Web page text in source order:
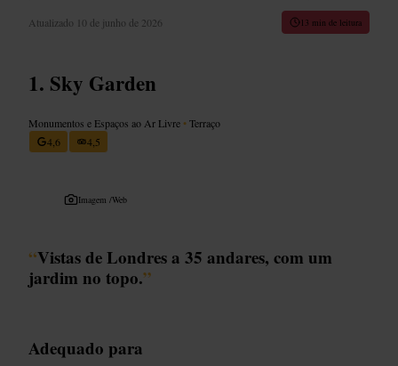
Atualizado 10 de junho de 2026 13 min de leitura
Sky Garden
Monumentos e Espaços ao Ar Livre •Terraço
4,6
4,5
Imagem /Web
“Vistas de Londres a 35 andares, com um
jardim no topo.”
Adequado para